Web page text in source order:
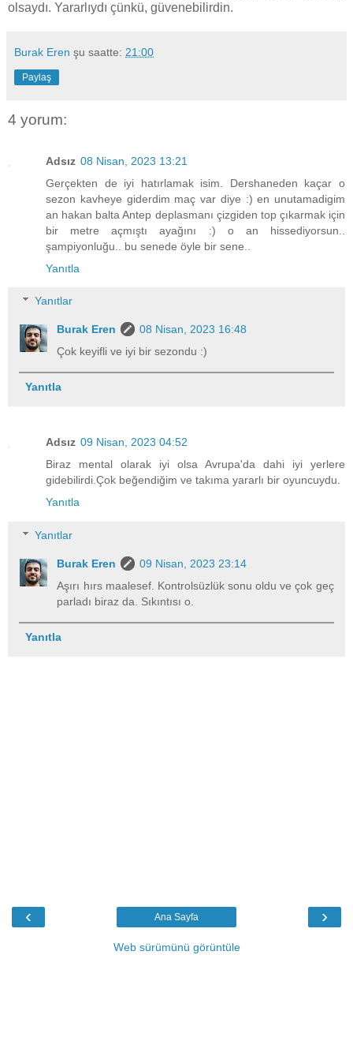
olsaydı. Yararlıydı çünkü, güvenebilirdin.
Burak Eren şu saatte: 21:00
Paylaş
4 yorum:
Adsız 08 Nisan, 2023 13:21
Gerçekten de iyi hatırlamak isim. Dershaneden kaçar o
sezon kavheye giderdim maç var diye :) en unutamadigim
an hakan balta Antep deplasmanı çizgiden top çıkarmak için
bir metre açmıştı ayağını :) o an hissediyorsun..
şampiyonluğu.. bu senede öyle bir sene..
Yanıtla
Yanıtlar
Burak Eren
08 Nisan, 2023 16:48
Çok keyifli ve iyi bir sezondu :)
Yanıtla
Adsız 09 Nisan, 2023 04:52
Biraz mental olarak iyi olsa Avrupa'da dahi iyi yerlere
gidebilirdi.Çok beğendiğim ve takıma yararlı bir oyuncuydu.
Yanıtla
Yanıtlar
Burak Eren
09 Nisan, 2023 23:14
Aşırı hırs maalesef. Kontrolsüzlük sonu oldu ve çok geç
parladı biraz da. Sıkıntısı o.
Yanıtla
‹ ›
Ana Sayfa
Web sürümünü görüntüle